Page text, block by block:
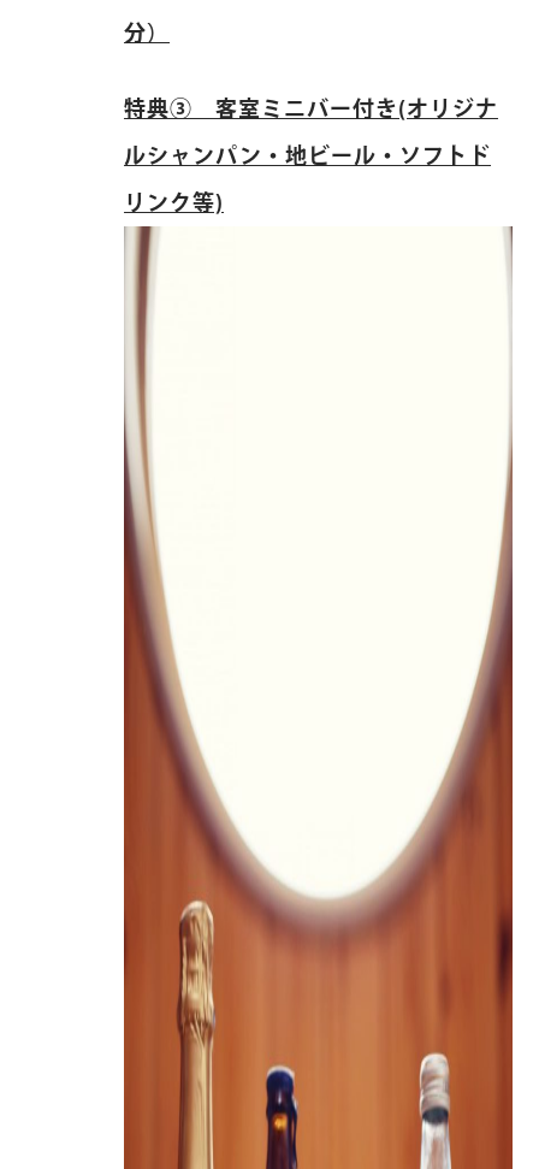
分）
特典③ 客室ミニバー付き(オリジナ
ルシャンパン・地ビール・ソフトド
リンク等)